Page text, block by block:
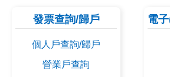
發票查詢/歸戶
個人戶查詢/歸戶
營業戶查詢